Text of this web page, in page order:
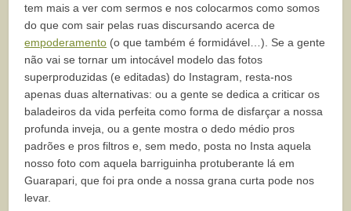
tem mais a ver com sermos e nos colocarmos como somos
do que com sair pelas ruas discursando acerca de
empoderamento (o que também é formidável…). Se a gente
não vai se tornar um intocável modelo das fotos
superproduzidas (e editadas) do Instagram, resta-nos
apenas duas alternativas: ou a gente se dedica a criticar os
baladeiros da vida perfeita como forma de disfarçar a nossa
profunda inveja, ou a gente mostra o dedo médio pros
padrões e pros filtros e, sem medo, posta no Insta aquela
nosso foto com aquela barriguinha protuberante lá em
Guarapari, que foi pra onde a nossa grana curta pode nos
levar.